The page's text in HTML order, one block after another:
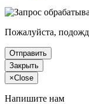
Пожалуйста,
Отправить
Закрыть
×Close
Напишите нам